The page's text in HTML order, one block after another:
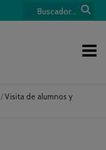
/Visita de alumnos y